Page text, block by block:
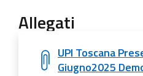
Allegati
UPI Toscana
Giugno2025